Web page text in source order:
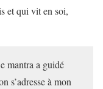
et qui vit en soi,
mantra a guidé
s’adresse à mon